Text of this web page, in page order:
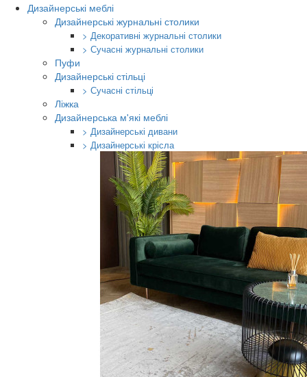
Дизайнерські меблі
Дизайнерські журнальні столики
> Декоративні журнальні столики
> Сучасні журнальні столики
Пуфи
Дизайнерські стільці
> Сучасні стільці
Ліжка
Дизайнерська м'які меблі
> Дизайнерські дивани
> Дизайнерські крісла